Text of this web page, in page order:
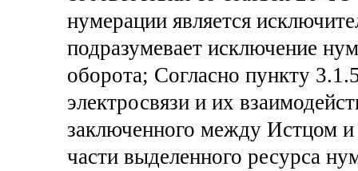
нумерации является
подразумевает исключение
оборота; Согласно пункту
электросвязи и их
заключенного между Истцом и
части выделенного ресурса